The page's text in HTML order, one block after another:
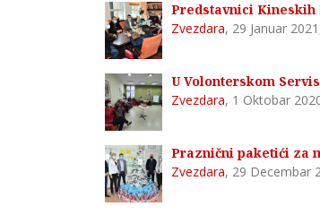
Predstavnici Kineskih
Zvezdara, 29 Januar 2021
U Volonterskom
Zvezdara, 1 Oktobar
Praznični paketići za
Zvezdara, 29 Decembar